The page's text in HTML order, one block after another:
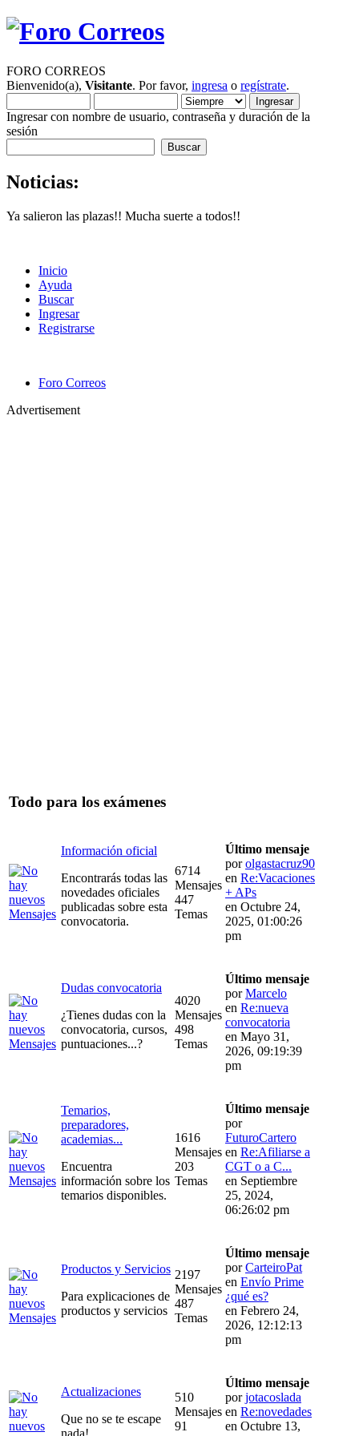
FORO CORREOS
Bienvenido(a), Visitante. Por favor, ingresa o regístrate.
Ingresar con nombre de usuario, contraseña y duración de la
sesión
Noticias:
Ya salieron las plazas!! Mucha suerte a todos!!
Inicio
Ayuda
Buscar
Ingresar
Registrarse
Foro Correos
Advertisement
Todo para los exámenes
Información oficial
Encontrarás todas las
novedades oficiales
publicadas sobre esta
convocatoria.
6714
Mensajes
447
Temas
Último mensaje
porolgastacruz90
en Re:Vacaciones
+ APs
en Octubre 24,
2025, 01:00:26
pm
Dudas convocatoria
¿Tienes dudas con la
convocatoria, cursos,
puntuaciones...?
4020
Mensajes
498
Temas
Último mensaje
porMarcelo
en Re:nueva
convocatoria
en Mayo 31,
2026, 09:19:39
pm
Temarios,
preparadores,
academias...
Encuentra
información sobre los
temarios disponibles.
1616
Mensajes
203
Temas
Último mensaje
por
FuturoCartero
en Re:Afiliarse a
CGT o a C...
en Septiembre
25, 2024,
06:26:02 pm
Productos y Servicios
Para explicaciones de
productos y servicios
2197
Mensajes
487
Temas
Último mensaje
porCarteiroPat
en Envío Prime
¿qué es?
en Febrero 24,
2026, 12:12:13
pm
Actualizaciones
Que no se te escape
nada!
510
Mensajes
91
Último mensaje
porjotacoslada
en Re:novedades
en Octubre 13,